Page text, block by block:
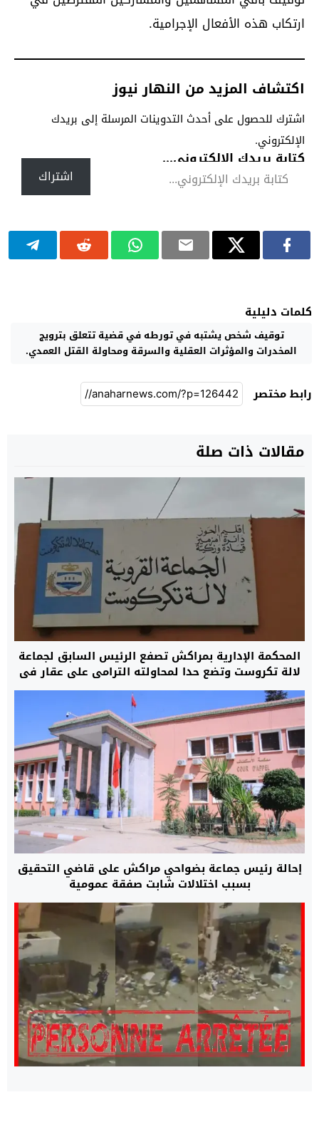
ارتكاب هذه الأفعال الإجرامية.
اكتشاف المزيد من النهار نيوز
اشترك للحصول على أحدث التدوينات المرسلة إلى بريدك
الإلكتروني.
كتابة بريدك الإلكتروني...
اشتراك
كلمات دليلية
توقيف شخص يشتبه في تورطه في قضية تتعلق بترويج
المخدرات والمؤثرات العقلية والسرقة ومحاولة القتل العمدي.
رابط مختصر
مقالات ذات صلة
المحكمة الإدارية بمراكش تصفع الرئيس السابق لجماعة
لالة تكروست وتضع حدا لمحاولته الترامي على عقار في
ملكية الجماعة
إحالة رئيس جماعة بضواحي مراكش على قاضي التحقيق
بسبب اختلالات شابت صفقة عمومية